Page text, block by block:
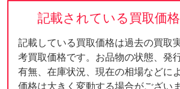
記載されている買取価
記載している買取価格は過去の買取
考買取価格です。お品物の状態、発
有無、在庫状況、現在の相場などに
価格は大きく変動する場合がござい